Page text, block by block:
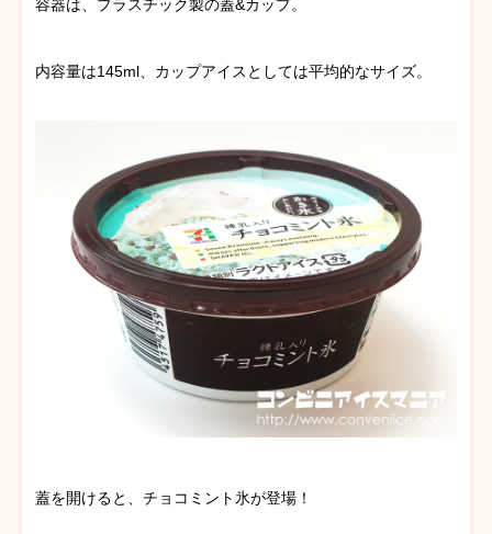
容器は、プラスチック製の蓋&カップ。
内容量は145ml、カップアイスとしては平均的なサイズ。
蓋を開けると、チョコミント氷が登場！